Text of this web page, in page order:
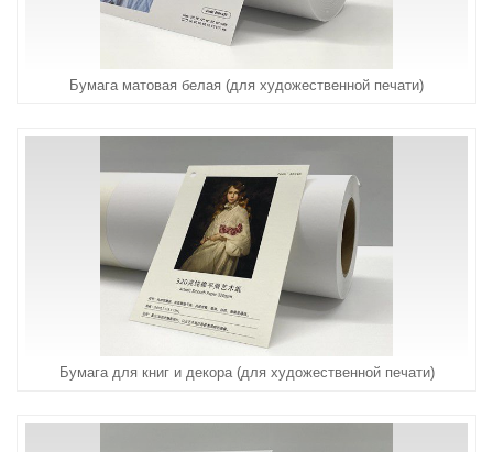
Бумага матовая белая (для художественной печати)
Бумага для книг и декора (для художественной печати)